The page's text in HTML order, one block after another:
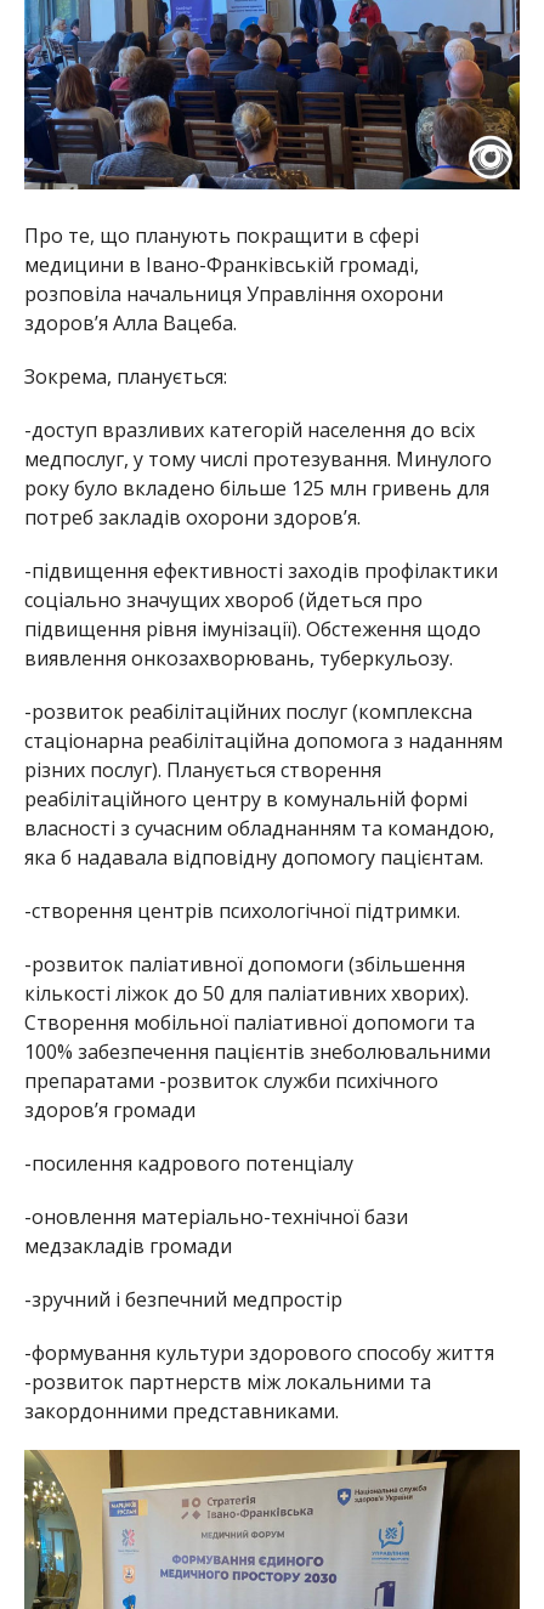
Про те, що планують покращити в сфері
медицини в Івано-Франківській громаді,
розповіла начальниця Управління охорони
здоров’я Алла Вацеба.
Зокрема, планується:
-доступ вразливих категорій населення до всіх
медпослуг, у тому числі протезування. Минулого
року було вкладено більше 125 млн гривень для
потреб закладів охорони здоров’я.
-підвищення ефективності заходів профілактики
соціально значущих хвороб (йдеться про
підвищення рівня імунізації). Обстеження щодо
виявлення онкозахворювань, туберкульозу.
-розвиток реабілітаційних послуг (комплексна
стаціонарна реабілітаційна допомога з наданням
різних послуг). Планується створення
реабілітаційного центру в комунальній формі
власності з сучасним обладнанням та командою,
яка б надавала відповідну допомогу пацієнтам.
-створення центрів психологічної підтримки.
-розвиток паліативної допомоги (збільшення
кількості ліжок до 50 для паліативних хворих).
Створення мобільної паліативної допомоги та
100% забезпечення пацієнтів знеболювальними
препаратами -розвиток служби психічного
здоров’я громади
-посилення кадрового потенціалу
-оновлення матеріально-технічної бази
медзакладів громади
-зручний і безпечний медпростір
-формування культури здорового способу життя
-розвиток партнерств між локальними та
закордонними представниками.